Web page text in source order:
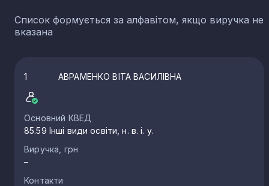
Список формується за алфавітом, якщо виручка не
вказана
1 АВРАМЕНКО ВІТА ВАСИЛІВНА
Основний КВЕД
85.59 Інші види освіти, н. в. і. у.
Виручка, грн
–
Контакти